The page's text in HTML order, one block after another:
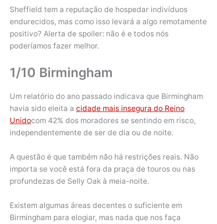
Sheffield tem a reputação de hospedar indivíduos
endurecidos, mas como isso levará a algo remotamente
positivo? Alerta de spoiler: não é e todos nós
poderíamos fazer melhor.
1/10 Birmingham
Um relatório do ano passado indicava que Birmingham
havia sido eleita a cidade mais insegura do Reino
Unidocom 42% dos moradores se sentindo em risco,
independentemente de ser de dia ou de noite.
A questão é que também não há restrições reais. Não
importa se você está fora da praça de touros ou nas
profundezas de Selly Oak à meia-noite.
Existem algumas áreas decentes o suficiente em
Birmingham para elogiar, mas nada que nos faça